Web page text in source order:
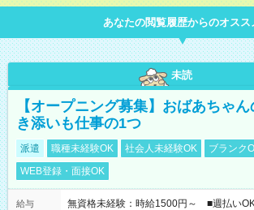
あなたの閲覧履歴からのオスス
未読
【オープニング募集】おばあちゃ
き添いも仕事の1つ
派遣 職種未経験OK 社会人未経験OK
ブランク
WEB登録・面接OK
給与
無資格未経験：時給1500円～ ■週払い